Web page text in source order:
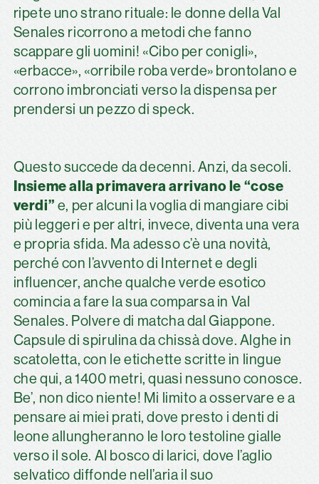
ripete uno strano rituale: le donne della Val
Senales ricorrono a metodi che fanno
scappare gli uomini! «Cibo per conigli»,
«erbacce», «orribile roba verde» brontolano e
corrono imbronciati verso la dispensa per
prendersi un pezzo di speck.
Questo succede da decenni. Anzi, da secoli.
Insieme alla primavera arrivano le “cose
verdi” e, per alcuni la voglia di mangiare cibi
più leggeri e per altri, invece, diventa una vera
e propria sfida. Ma adesso c’è una novità,
perché con l’avvento di Internet e degli
influencer, anche qualche verde esotico
comincia a fare la sua comparsa in Val
Senales. Polvere di matcha dal Giappone.
Capsule di spirulina da chissà dove. Alghe in
scatoletta, con le etichette scritte in lingue
che qui, a 1400 metri, quasi nessuno conosce.
Be’, non dico niente! Mi limito a osservare e a
pensare ai miei prati, dove presto i denti di
leone allungheranno le loro testoline gialle
verso il sole. Al bosco di larici, dove l’aglio
selvatico diffonde nell’aria il suo